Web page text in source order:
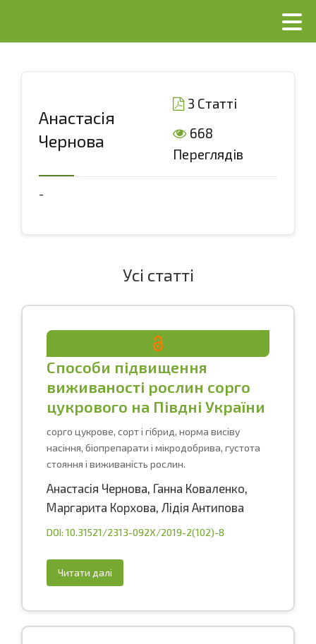
Анастасія
Чернова
3 Статті
668
Переглядів
-
Усі статті
Способи підвищення
виживаності рослин сорго
цукрового на Півдні України
сорго цукрове, сорт і гібрид, норма висіву
насіння, біопрепарати і мікродобрива, густота
стояння і виживаність рослин.
Анастасія Чернова, Ганна Коваленко,
Маргарита Корхова, Лідія Антипова
DOI: 10.31521/2313-092X/2019-2(102)-8
Читати далі